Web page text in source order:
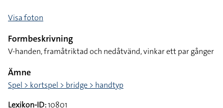
Visa foton
Formbeskrivning
V-handen, framåtriktad och nedåtvänd, vinkar ett par gånger
Ämne
Spel > kortspel > bridge > handtyp
Lexikon-ID:10801